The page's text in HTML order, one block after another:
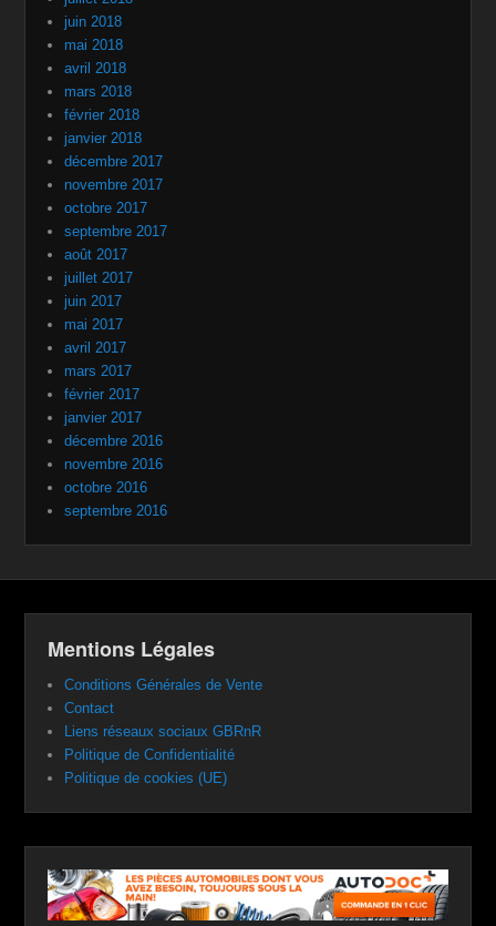
juin 2018
mai 2018
avril 2018
mars 2018
février 2018
janvier 2018
décembre 2017
novembre 2017
octobre 2017
septembre 2017
août 2017
juillet 2017
juin 2017
mai 2017
avril 2017
mars 2017
février 2017
janvier 2017
décembre 2016
novembre 2016
octobre 2016
septembre 2016
Mentions Légales
Conditions Générales de Vente
Contact
Liens réseaux sociaux GBRnR
Politique de Confidentialité
Politique de cookies (UE)